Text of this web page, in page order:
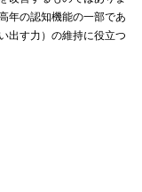
年の認知機能の一部であ
出す力）の維持に役立つ